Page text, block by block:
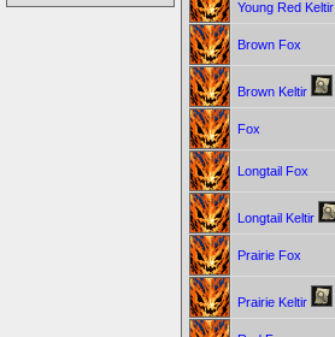
Young Red Keltir
Brown Fox
Brown Keltir
Fox
Longtail Fox
Longtail Keltir
Prairie Fox
Prairie Keltir